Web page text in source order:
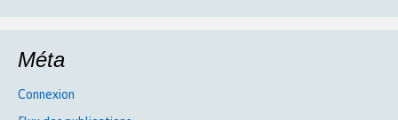
Méta
Connexion